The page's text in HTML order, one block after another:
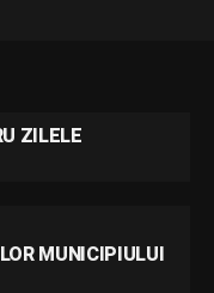
ZILELE
MUNICIPIULUI